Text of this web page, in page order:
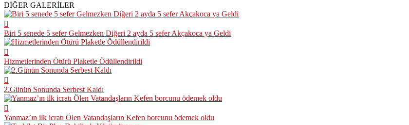
DİĞER GALERİLER
Biri 5 senede 5 sefer Gelmezken Diğeri 2 ayda 5 sefer Akçakoca ya Geldi
Hizmetlerinden Ötürü Plaketle Ödüllendirildi
2.Günün Sonunda Serbest Kaldı
Yanmaz’ın ilk icratı Ölen Vatandaşların Kefen borcunu ödemek oldu